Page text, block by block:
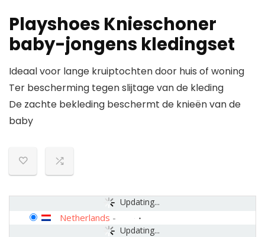
Playshoes Knieschoner
baby-jongens kledingset
Ideaal voor lange kruiptochten door huis of woning
Ter bescherming tegen slijtage van de kleding
De zachte bekleding beschermt de knieën van de
baby
Updating...
Updating...
Netherlands -